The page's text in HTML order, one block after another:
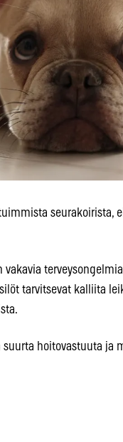
seurakoirista,
tarvitsevat kalliita
hoitovastuuta ja